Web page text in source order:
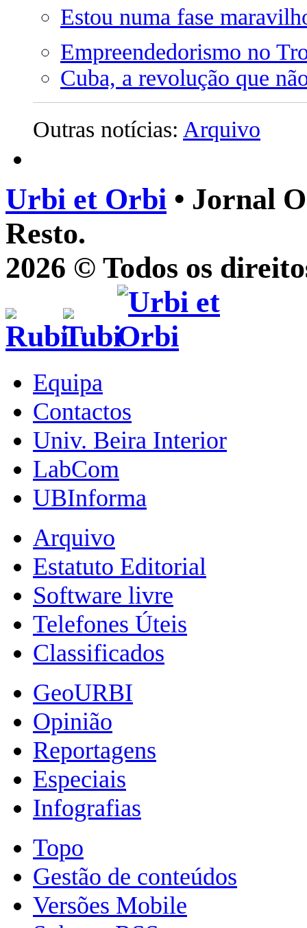
Estou numa fase
Empreendedorismo no
Cuba, a revolução que
Outras notícias: Arquivo
Urbi et Orbi • Jornal
Resto.
2026 © Todos os
Equipa
Contactos
Univ. Beira Interior
LabCom
UBInforma
Arquivo
Estatuto Editorial
Software livre
Telefones Úteis
Classificados
GeoURBI
Opinião
Reportagens
Especiais
Infografias
Topo
Gestão de conteúdos
Versões Mobile